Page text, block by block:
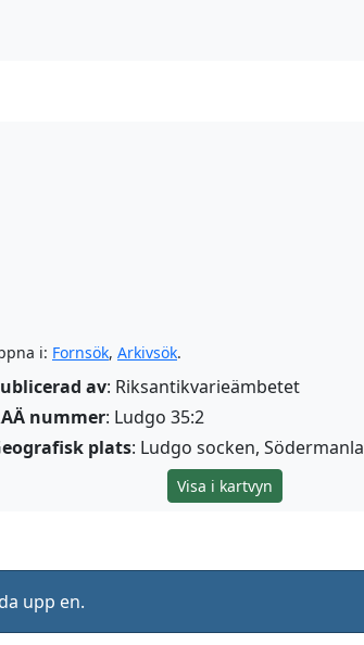
i: Fornsök, Arkivsök.
av: Riksantikvarieämbetet
nummer: Ludgo 35:2
plats: Ludgo socken,
Visa i kartvyn
upp en.